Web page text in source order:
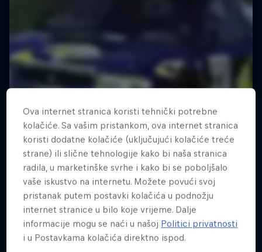
Ova internet stranica koristi tehnički potrebne
kolačiće. Sa vašim pristankom, ova internet stranica
koristi dodatne kolačiće (uključujući kolačiće treće
strane) ili slične tehnologije kako bi naša stranica
radila, u marketinške svrhe i kako bi se poboljšalo
vaše iskustvo na internetu. Možete povući svoj
pristanak putem postavki kolačića u podnožju
internet stranice u bilo koje vrijeme. Dalje
informacije mogu se naći u našoj Politici privatnosti
i u Postavkama kolačića direktno ispod.